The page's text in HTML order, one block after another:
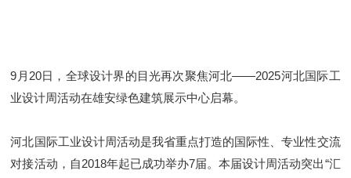
9月20日，全球设计界的目光再次聚焦河北——2025河北国际工
业设计周活动在雄安绿色建筑展示中心启幕。
河北国际工业设计周活动是我省重点打造的国际性、专业性交流
对接活动，自2018年起已成功举办7届。本届设计周活动突出“汇